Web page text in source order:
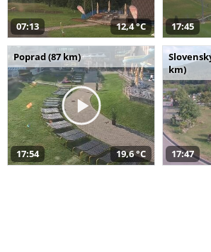
07:13 12,4 °C 17:45
Poprad (87 km)
17:54 19,6 °C
km)
17:47